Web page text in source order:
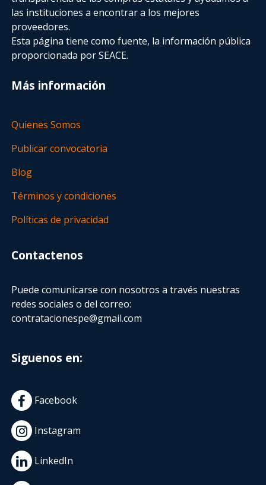
las instituciones a encontrar a los mejores
proveedores.
Esta página tiene como fuente, la información pública
proporcionada por SEACE.
Más información
Quienes Somos
Publicar convocatoria
Blog
Términos y condiciones
Políticas de privacidad
Contactenos
Puede comunicarse con nosotros a través nuestras
redes sociales o del correo:
contratacionespe@gmail.com
Siguenos en:
Facebook
Instagram
LinkedIn